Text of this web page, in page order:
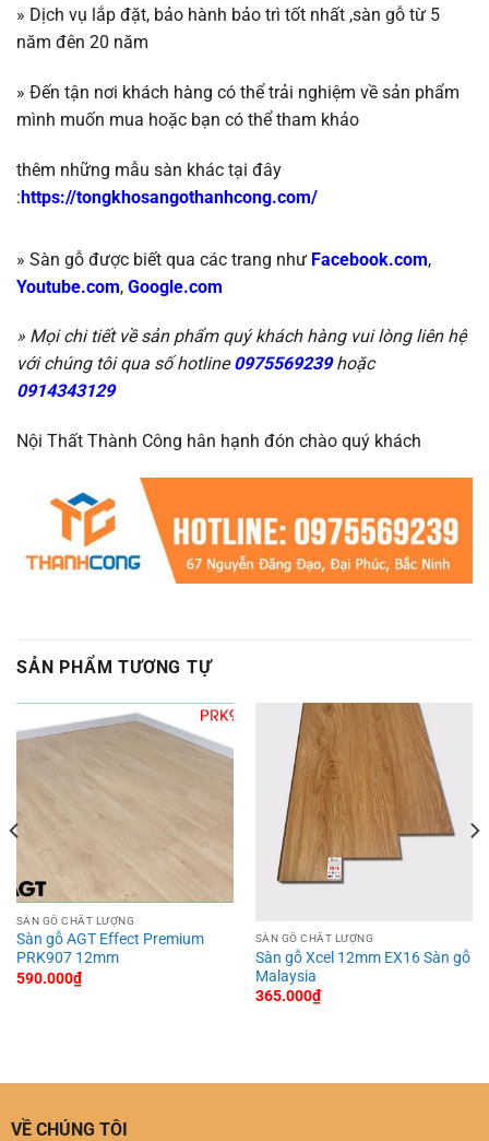
» Dịch vụ lắp đặt, bảo hành bảo trì tốt nhất ,sàn gỗ từ 5
năm đên 20 năm
» Đến tận nơi khách hàng có thể trải nghiệm về sản phẩm
mình muốn mua hoặc bạn có thể tham khảo
thêm những mẫu sàn khác tại đây
:https://tongkhosangothanhcong.com/
» Sàn gỗ được biết qua các trang như Facebook.com,
Youtube.com, Google.com
» Mọi chi tiết về sản phẩm quý khách hàng vui lòng liên hệ
với chúng tôi qua số hotline0975569239hoặc
0914343129
Nội Thất Thành Công hân hạnh đón chào quý khách
SẢN PHẨM TƯƠNG TỰ
SÀN GỖ CHẤT LƯỢNG
Sàn gỗ AGT Effect Premium
PRK907 12mm
590.000₫
SÀN GỖ CHẤT LƯỢNG
Sàn gỗ Xcel 12mm EX16 Sàn gỗ
Malaysia
365.000₫
VỀ CHÚNG TÔI